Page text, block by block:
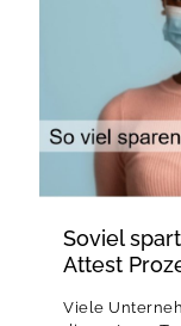
Soviel
Attest
Viele